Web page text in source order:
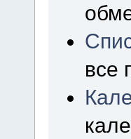
все